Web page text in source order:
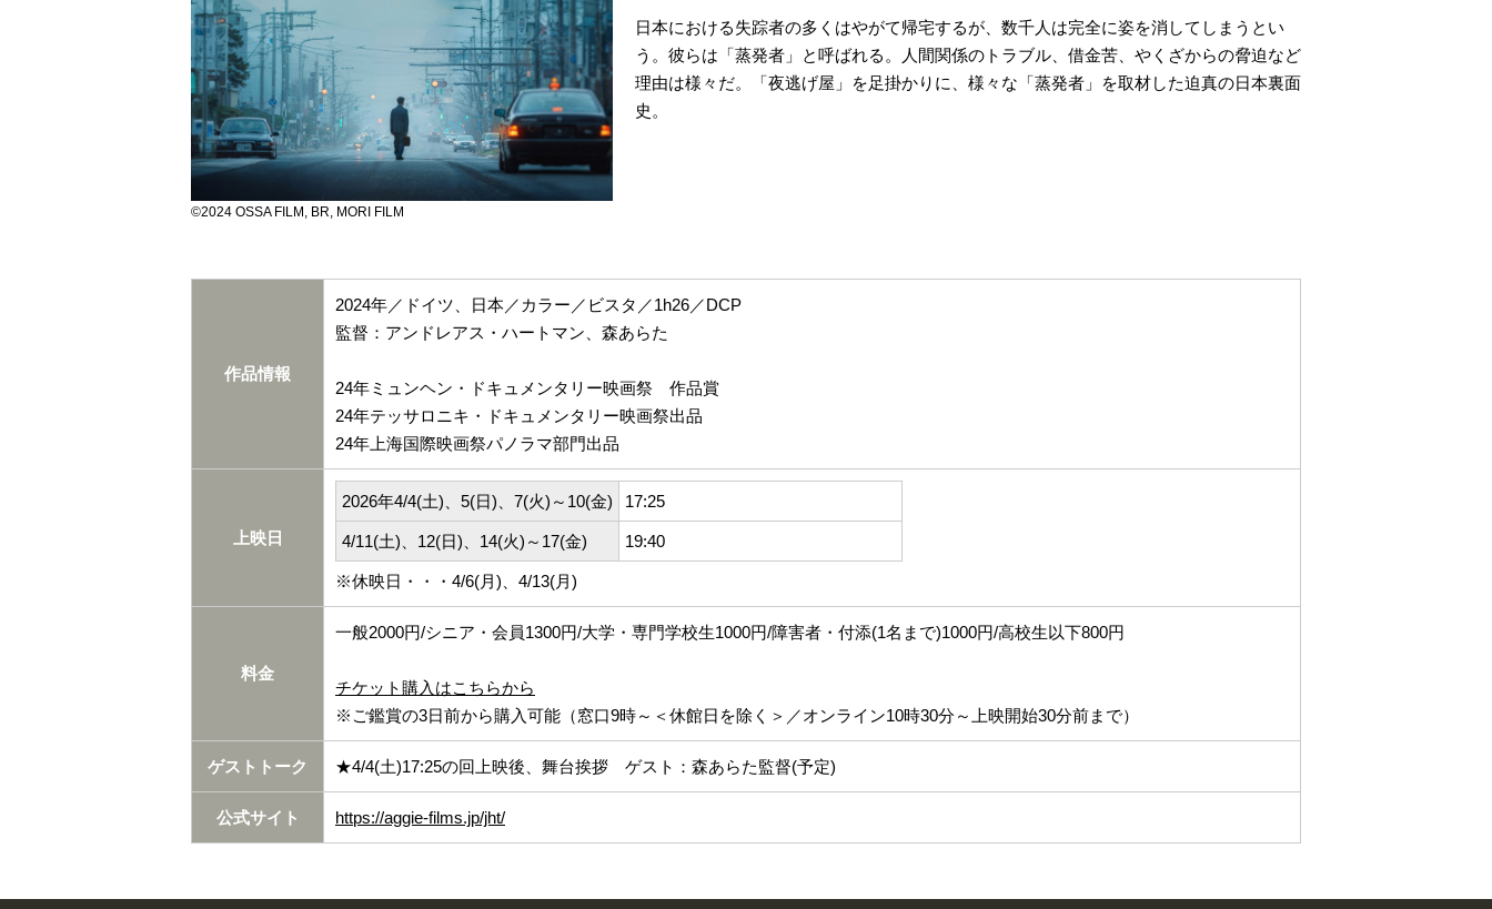
©2024 OSSA FILM, BR, MORI FILM
日本における失踪者の多くはやがて帰宅するが、数千人は完全に姿を消してしまうとい
う。彼らは「蒸発者」と呼ばれる。人間関係のトラブル、借金苦、やくざからの脅迫など
理由は様々だ。「夜逃げ屋」を足掛かりに、様々な「蒸発者」を取材した迫真の日本裏面
史。
作品情報
2024年／ドイツ、日本／カラー／ビスタ／1h26／DCP
監督：アンドレアス・ハートマン、森あらた
24年ミュンヘン・ドキュメンタリー映画祭 作品賞
24年テッサロニキ・ドキュメンタリー映画祭出品
24年上海国際映画祭パノラマ部門出品
上映日
2026年4/4(土)、5(日)、7(火)～10(金) 17:25
4/11(土)、12(日)、14(火)～17(金) 19:40
※休映日・・・4/6(月)、4/13(月)
料金
一般2000円/シニア・会員1300円/大学・専門学校生1000円/障害者・付添(1名まで)1000円/高校生以下800円
チケット購入はこちらから
※ご鑑賞の3日前から購入可能（窓口9時～＜休館日を除く＞／オンライン10時30分～上映開始30分前まで）
ゲストトーク ★4/4(土)17:25の回上映後、舞台挨拶 ゲスト：森あらた監督(予定)
公式サイト https://aggie-films.jp/jht/